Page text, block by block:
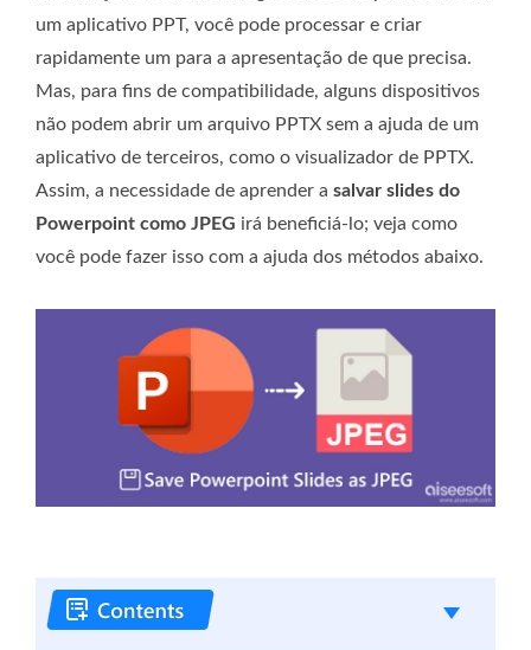
um aplicativo PPT, você pode processar e criar
rapidamente um para a apresentação de que precisa.
Mas, para fins de compatibilidade, alguns dispositivos
não podem abrir um arquivo PPTX sem a ajuda de um
aplicativo de terceiros, como o visualizador de PPTX.
Assim, a necessidade de aprender a salvar slides do
Powerpoint como JPEG irá beneficiá-lo; veja como
você pode fazer isso com a ajuda dos métodos abaixo.